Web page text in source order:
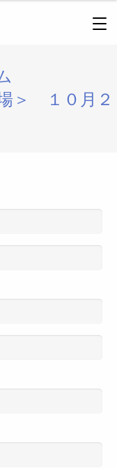
＞ １０月２